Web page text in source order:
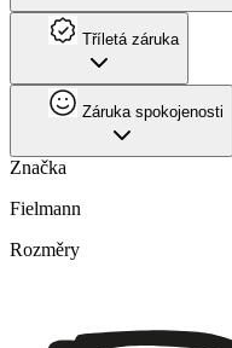
Tříletá záruka
Záruka spokojenosti
Značka
Fielmann
Rozměry